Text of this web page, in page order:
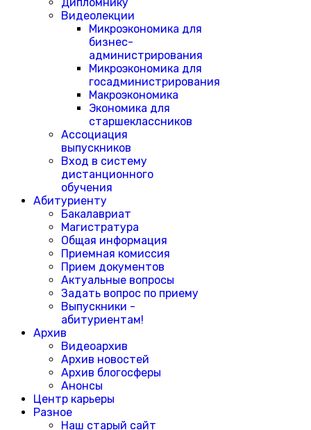
Видеолекции
Микроэкономика для
бизнес-
администрирования
Микроэкономика для
госадминистрирования
Макроэкономика
Экономика для
старшеклассников
Ассоциация
выпускников
Вход в систему
дистанционного
обучения
Абитуриенту
Бакалавриат
Магистратура
Общая информация
Приемная комиссия
Прием документов
Актуальные вопросы
Задать вопрос по приему
Выпускники -
абитуриентам!
Архив
Видеоархив
Архив новостей
Архив блогосферы
Анонсы
Центр карьеры
Разное
Наш старый сайт